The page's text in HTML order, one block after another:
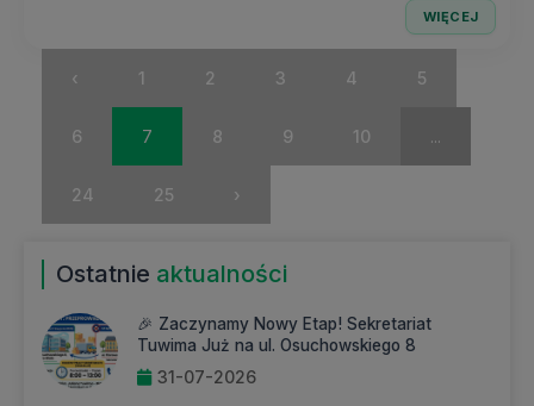
WIĘCEJ
‹ 1 2 3 4 5
6 7 8 9 10 ...
24 25 ›
Ostatnie aktualności
🎉 Zaczynamy Nowy Etap! Sekretariat
Tuwima Już na ul. Osuchowskiego 8
31-07-2026